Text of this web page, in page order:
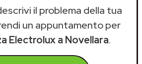
il problema della tua
un appuntamento per
Electrolux a Novellara.